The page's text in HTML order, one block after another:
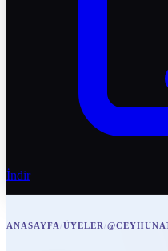
İndir
ANASAYFA/ÜYELER/